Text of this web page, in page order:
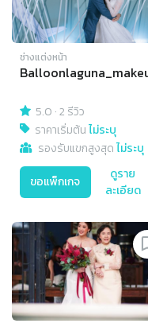
ช่างแต่งหน้า
5.0 ·2 รีวิว
ราคาเริ่มต้นไม่ระบุ
รองรับแขกสูงสุดไม่ระบุ
ขอแพ็กเกจ
ดูราย
ละเอียด